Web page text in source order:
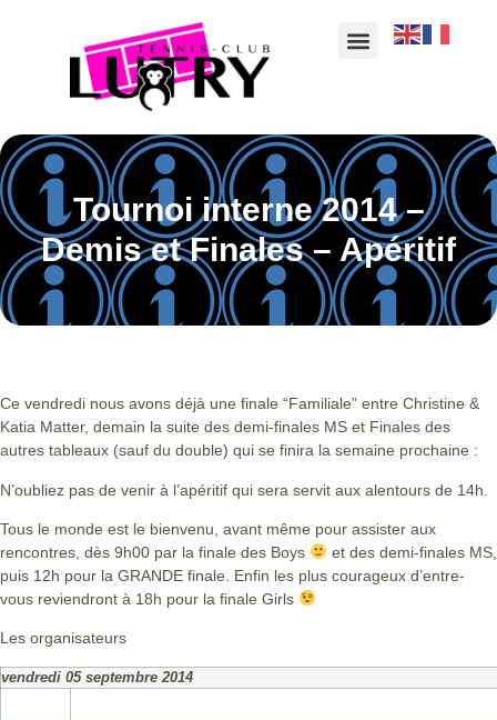
Tournoi interne 2014 –
Demis et Finales – Apéritif
Ce vendredi nous avons déjà une finale “Familiale” entre Christine &
Katia Matter, demain la suite des demi-finales MS et Finales des
autres tableaux (sauf du double) qui se finira la semaine prochaine :
N’oubliez pas de venir à l’apéritif qui sera servit aux alentours de 14h.
Tous le monde est le bienvenu, avant même pour assister aux
rencontres, dès 9h00 par la finale des Boys
et des demi-finales MS,
puis 12h pour la GRANDE finale. Enfin les plus courageux d’entre-
vous reviendront à 18h pour la finale Girls
Les organisateurs
vendredi 05 septembre 2014